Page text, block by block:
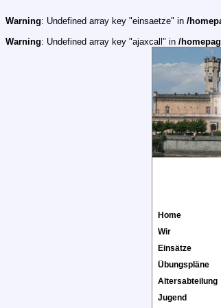
Warning: Undefined array key "einsaetze" in /
Warning: Undefined array key "ajaxcall" in /
Home
Wir
Einsätze
Übungspläne
Altersabteilung
Jugend